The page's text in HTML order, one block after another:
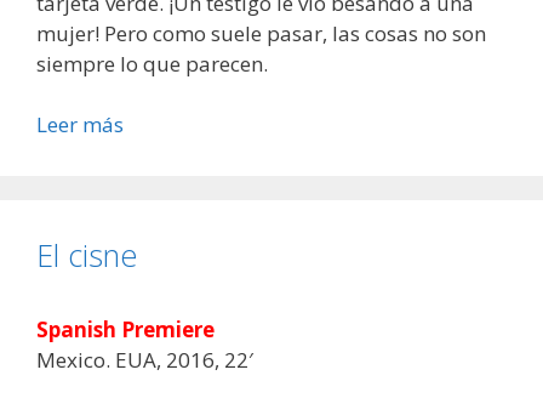
mujer! Pero como suele pasar, las cosas no son
siempre lo que parecen.
Leer más
El cisne
Spanish Premiere
Mexico. EUA, 2016, 22′